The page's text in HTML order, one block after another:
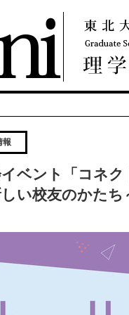
報
ベント「コネ
い校友のかたち